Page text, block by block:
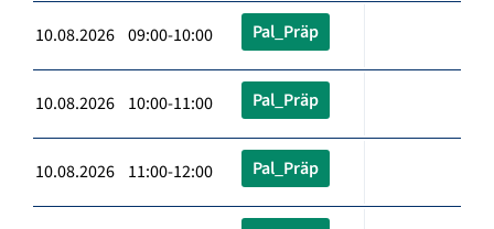
10.08.2026 09:00-10:00 Pal_Präp
10.08.2026 10:00-11:00 Pal_Präp
10.08.2026 11:00-12:00 Pal_Präp